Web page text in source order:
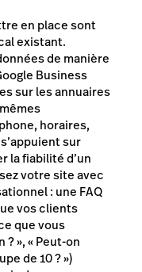
en place sont
existant.
de manière
Business
sur les annuaires
horaires,
sur
la fiabilité d’un
votre site avec
: une FAQ
vos clients
que vous
», « Peut-on
de 10 ? »)